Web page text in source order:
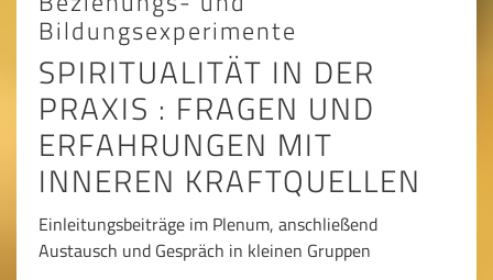
Bildungsexperimente
SPIRITUALITÄT IN DER
PRAXIS : FRAGEN UND
ERFAHRUNGEN MIT
INNEREN KRAFTQUELLEN
Einleitungsbeiträge im Plenum, anschließend
Austausch und Gespräch in kleinen Gruppen